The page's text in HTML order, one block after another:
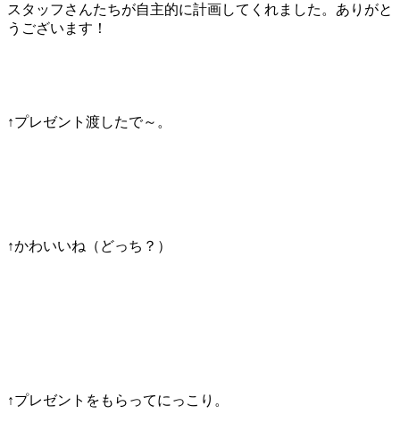
スタッフさんたちが自主的に計画してくれました。ありがと
うございます！
↑プレゼント渡したで～。
↑かわいいね（どっち？）
↑プレゼントをもらってにっこり。